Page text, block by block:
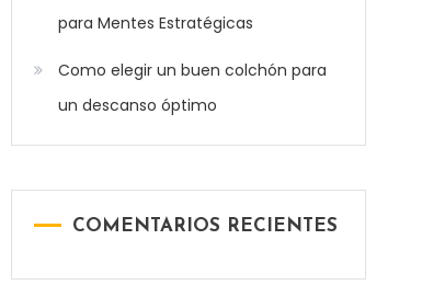
para Mentes Estratégicas
Como elegir un buen colchón para
un descanso óptimo
COMENTARIOS RECIENTES